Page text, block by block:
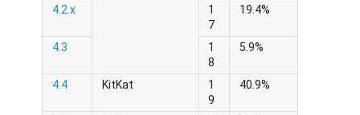
4.2.x
1
7
19.4%
4.3
1
8
5.9%
4.4 KitKat
1
9
40.9%